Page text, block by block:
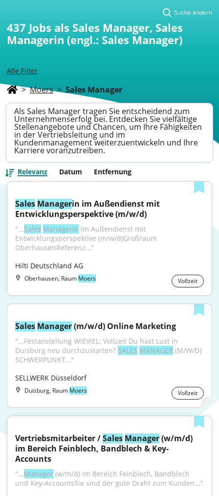
Alle Filter
Suche ändern
437 Jobs als Sales Manager, Sales
Managerin (engl.: Sales Manager)
> Moers > Sales Manager
Als Sales Manager tragen Sie entscheidend zum
Unternehmenserfolg bei. Entdecken Sie vielfältige
Stellenangebote und Chancen, um Ihre Fähigkeiten
in der Vertriebsleitung und im
Kundenmanagement weiterzuentwickeln und Ihre
Karriere voranzutreiben.
Relevanz Datum Entfernung
Sales Managerin im Außendienst mit
Entwicklungsperspektive (m/w/d)
"...Sales Managerin im Außendienst mit
Entwicklungsperspektive (m/w/d)Großraum
OberhausenReferenz..."
Hilti Deutschland AG
Oberhausen, Raum Moers Vollzeit
Sales Manager (m/w/d) Online Marketing
"...Festanstellung WIEVIEL: Vollzeit Du hast Lust in
Duisburg neu durchzustarten? SALES MANAGER (M/W/D)
SCHWERPUNKT..."
SELLWERK Düsseldorf
Duisburg, Raum Moers Vollzeit
Vertriebsmitarbeiter / Sales Manager (w/m/d)
im Bereich Feinblech, Bandblech & Key-
Accounts
"...Manager (w/m/d) im Bereich Feinblech, Bandblech
und Key-AccountsSie sind der gute Draht zum Kunden..."